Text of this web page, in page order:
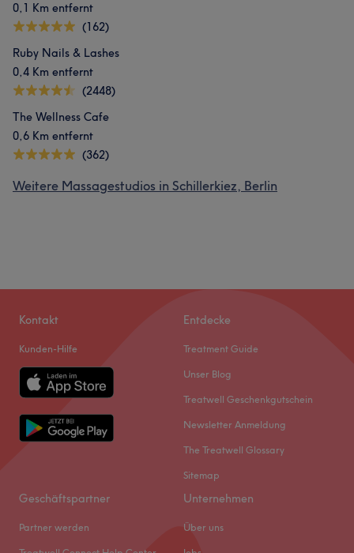
0,1 Km entfernt
(162)
Ruby Nails & Lashes
0,4 Km entfernt
(2448)
The Wellness Cafe
0,6 Km entfernt
(362)
Weitere Massagestudios in Schillerkiez, Berlin
Kontakt
Kunden-Hilfe
Entdecke
Treatment Guide
Unser Blog
Treatwell Geschenkgutschein
Newsletter Anmeldung
The Treatwell Glossary
Sitemap
Geschäftspartner
Partner werden
Unternehmen
Über uns